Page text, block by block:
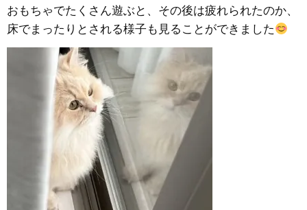
おもちゃでたくさん遊ぶと、その後は疲れられたのか、
床でまったりとされる様子も見ることができました